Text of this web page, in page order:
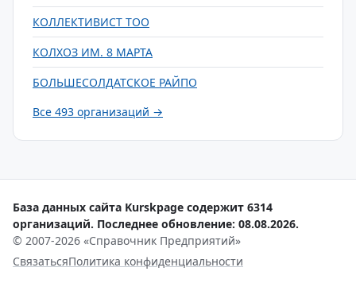
КОЛЛЕКТИВИСТ ТОО
КОЛХОЗ ИМ. 8 МАРТА
БОЛЬШЕСОЛДАТСКОЕ РАЙПО
Все 493 организаций →
База данных сайта Kurskpage содержит 6314
организаций. Последнее обновление: 08.08.2026.
© 2007-2026 «Справочник Предприятий»
СвязатьсяПолитика конфиденциальности